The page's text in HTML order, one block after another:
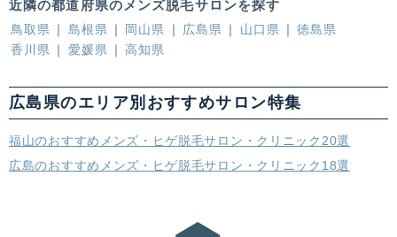
近隣の都道府県のメンズ脱毛サロンを探す
鳥取県 島根県 岡山県 広島県 山口県
徳島県
香川県
愛媛県 高知県
広島県のエリア別おすすめサロン特集
福山のおすすめメンズ・ヒゲ脱毛サロン・クリニック20選
広島のおすすめメンズ・ヒゲ脱毛サロン・クリニック18選